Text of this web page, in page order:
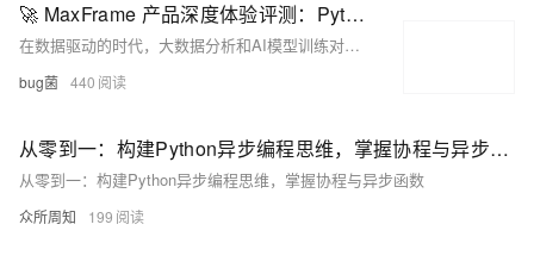
🚀 MaxFrame 产品深度体验评测：Python 分布式计算的未来
在数据驱动的时代，大数据分析和AI模型训练对数据预处理的效率要求极高。传统的Pandas工具在小数据集下表现出色，但面对大规模数据时力不从心。阿里云推出的Python分布式计算框架MaxFrame，以“Pandas风格”为核心设计理念，旨在降低分布式计算门槛，同时支持超大规模数据处理。MaxFrame不仅保留了Pandas的操作习惯，还通过底层优化实现了高效的分布式调度、内存管理和容错机制，并深度集成阿里云大数据生态。本文将通过实践评测，全面解析MaxFrame的能力与价值，展示其在大数据和AI场景中的卓越表现。
bug菌 440
从零到一：构建Python异步编程思维，掌握协程与异步函数
从零到一：构建Python异步编程思维，掌握协程与异步函数
众所周知 199